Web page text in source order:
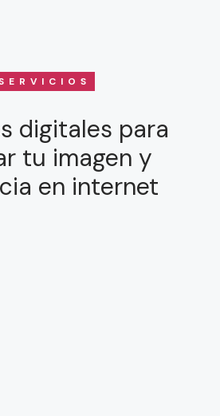
digitales para
tu imagen y
en internet